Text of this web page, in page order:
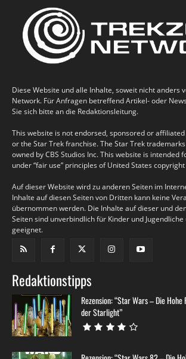
Diese Website und alle Inhalte, soweit nicht anders
Network. Für Anfragen betreffend Artikel- oder
Sie sich bitte an die Redaktionsleitung.
This website is not endorsed, sponsored or affiliated
or the Star Trek franchise. The Star Trek
owned by CBS Studios Inc. This website is intended
under “fair use” principles of United States
Auf dieser Website wird zu anderen Seiten im
Inhalte auf diesen Seiten von Dritten kann keine
übernommen werden. Die Inhalte auf dieser und
Seiten sind unverbindlich für Kinder und Jugendliche
geeignet.
Redaktionstipps
Rezension: “Star Wars – Die
der Starlight”